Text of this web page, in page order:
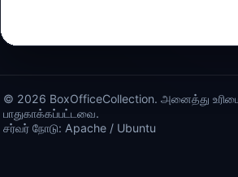
© 2026 BoxOfficeCollection. அனைத்து
பாதுகாக்கப்பட்டவை.
சர்வர் நோடு: Apache / Ubuntu